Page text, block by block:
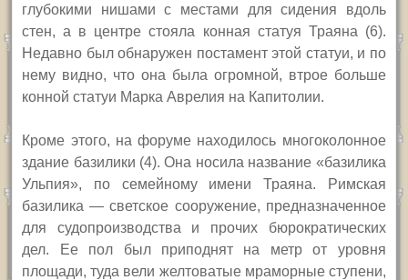
глубокими нишами с местами для сидения вдоль
стен, а в центре стояла конная статуя Траяна (6).
Недавно был обнаружен постамент этой статуи, и по
нему видно, что она была огромной, втрое больше
конной статуи Марка Аврелия на Капитолии.
Кроме этого, на форуме находилось многоколонное
здание базилики (4). Она носила название «базилика
Ульпия», по семейному имени Траяна. Римская
базилика — светское сооружение, предназначенное
для судопроизводства и прочих бюрократических
дел. Ее пол был приподнят на метр от уровня
площади, туда вели желтоватые мраморные ступени,